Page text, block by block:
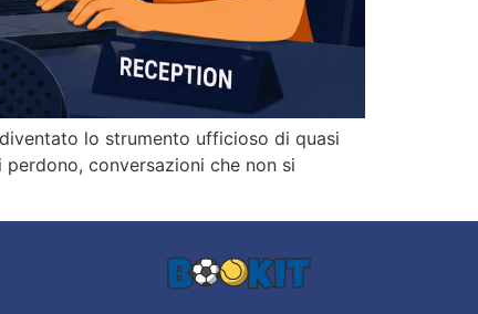
lo strumento ufficioso di quasi
conversazioni che non si